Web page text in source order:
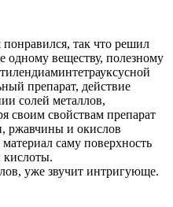
так что решил
одному веществу, полезному
препарат, действие
солей металлов,
своим свойствам препарат
ржавчины и окислов
саму поверхность
кислоты.
уже звучит интригующе.